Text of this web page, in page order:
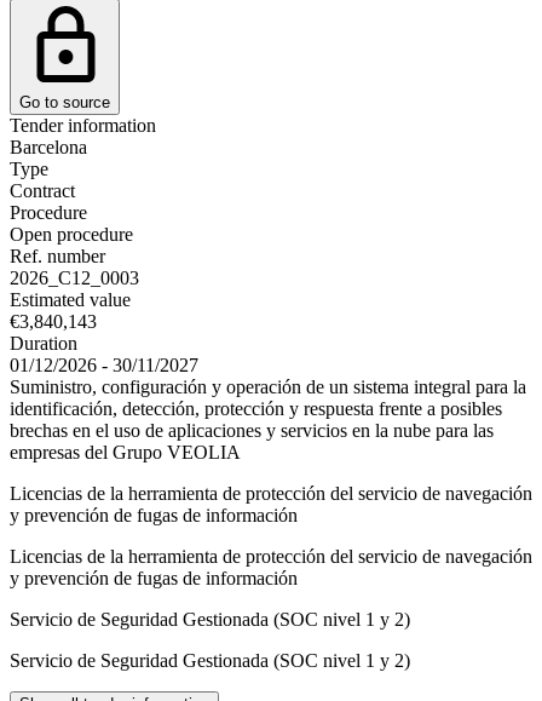
Go to source
Tender information
Barcelona
Type
Contract
Procedure
Open procedure
Ref. number
2026_C12_0003
Estimated value
€3,840,143
Duration
01/12/2026 - 30/11/2027
Suministro, configuración y operación de un sistema integral para la
identificación, detección, protección y respuesta frente a posibles
brechas en el uso de aplicaciones y servicios en la nube para las
empresas del Grupo VEOLIA
Licencias de la herramienta de protección del servicio de navegación
y prevención de fugas de información
Licencias de la herramienta de protección del servicio de navegación
y prevención de fugas de información
Servicio de Seguridad Gestionada (SOC nivel 1 y 2)
Servicio de Seguridad Gestionada (SOC nivel 1 y 2)